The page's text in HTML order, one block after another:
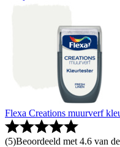
Flexa Creations muurverf
(5)Beoordeeld met 4.6 van